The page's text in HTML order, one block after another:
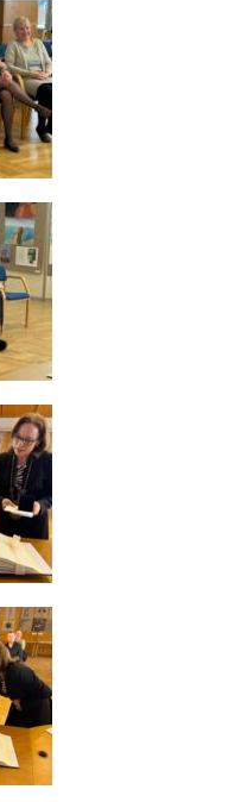
vztahu k Vaší
návštěvě,
ztrácíme
možnost
analýzy
výkonu a
optimalizace
našich
opatření.
Personalizované
soubory cookie
Používáme rovněž
soubory cookie a
další technologie,
abychom
přizpůsobili naše
webové stránky
našich návštěvníků.
Reklamní
cookies
Reklamní cookies
používáme my
nebo naši partneři,
abychom Vám
mohli zobrazit
vhodné obsahy
nebo reklamy jak na
našich stránkách,
tak na stránkách
třetích subjektů.
Díky tomu můžeme
vytvářet profily
založené na Vašich
zájmech, tak zvané